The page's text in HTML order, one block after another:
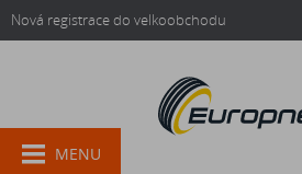
Nová registrace do velkoobchodu
MENU